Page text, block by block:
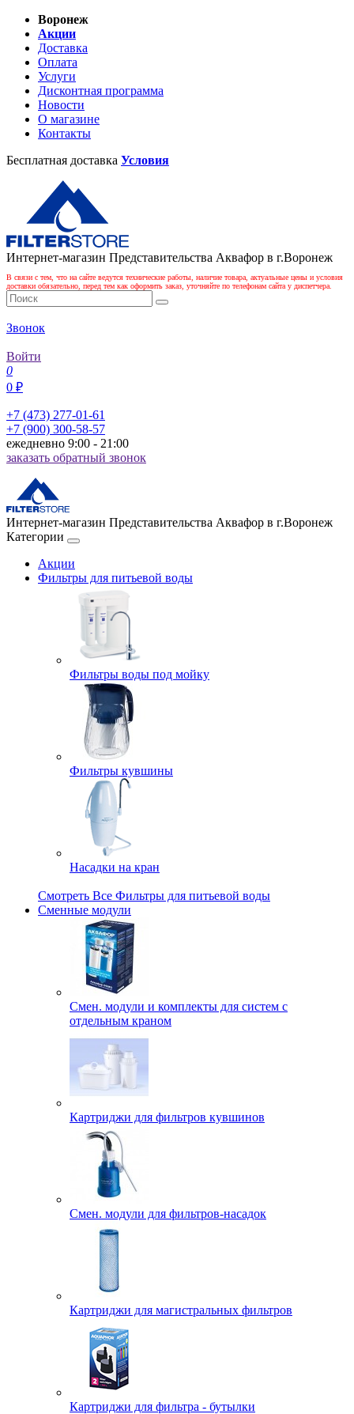
Воронеж
Акции
Доставка
Оплата
Услуги
Дисконтная программа
Новости
О магазине
Контакты
Бесплатная доставка Условия
Интернет-магазин Представительства Аквафор в г.Воронеж
В связи с тем, что на сайте ведутся технические работы, наличие товара, актуальные цены и условия
доставки обязательно, перед тем как оформить заказ, уточняйте по телефонам сайта у диспетчера.
Звонок
Войти
0
0 ₽
+7 (473) 277-01-61
+7 (900) 300-58-57
ежедневно 9:00 - 21:00
заказать обратный звонок
Интернет-магазин Представительства Аквафор в г.Воронеж
Категории
Акции
Фильтры для питьевой воды
Фильтры воды под мойку
Фильтры кувшины
Насадки на кран
Смотреть Все Фильтры для питьевой воды
Сменные модули
Смен. модули и комплекты для систем с
отдельным краном
Картриджи для фильтров кувшинов
Смен. модули для фильтров-насадок
Картриджи для магистральных фильтров
Картриджи для фильтра - бутылки